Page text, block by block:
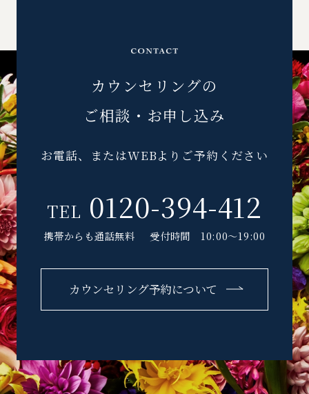
カウンセリングの
ご相談・お申し込み
お電話、またはWEBよりご予約ください
TEL 0120-394-412
携帯からも通話無料 受付時間 10:00～19:00
カウンセリング予約について